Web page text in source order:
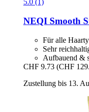
5.0 (1)
NEQI Smooth
Für alle
Sehr
Aufbauend &
CHF 9.73 (CHF
Zustellung bis 13.